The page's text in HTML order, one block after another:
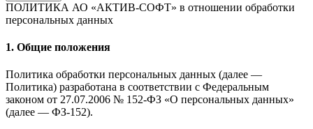
ПОЛИТИКА АО «АКТИВ-СОФТ» в отношении обработки
персональных данных
1. Общие положения
Политика обработки персональных данных (далее —
Политика) разработана в соответствии с Федеральным
законом от 27.07.2006 № 152-ФЗ «О персональных данных»
(далее — ФЗ-152).